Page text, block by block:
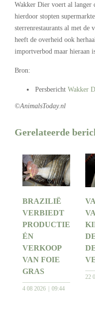
Wakker Dier voert al langer
hierdoor stopten
sterrenrestaurants al met de
heeft de overheid ook
importverbod maar hieraan
Bron:
Persbericht Wakker
©AnimalsToday.nl
Gerelateerde
BRAZILIË
VERBIEDT
PRODUCTIE
ÉN
VERKOOP
VAN FOIE
GRAS
4 08 2026 09:44
22